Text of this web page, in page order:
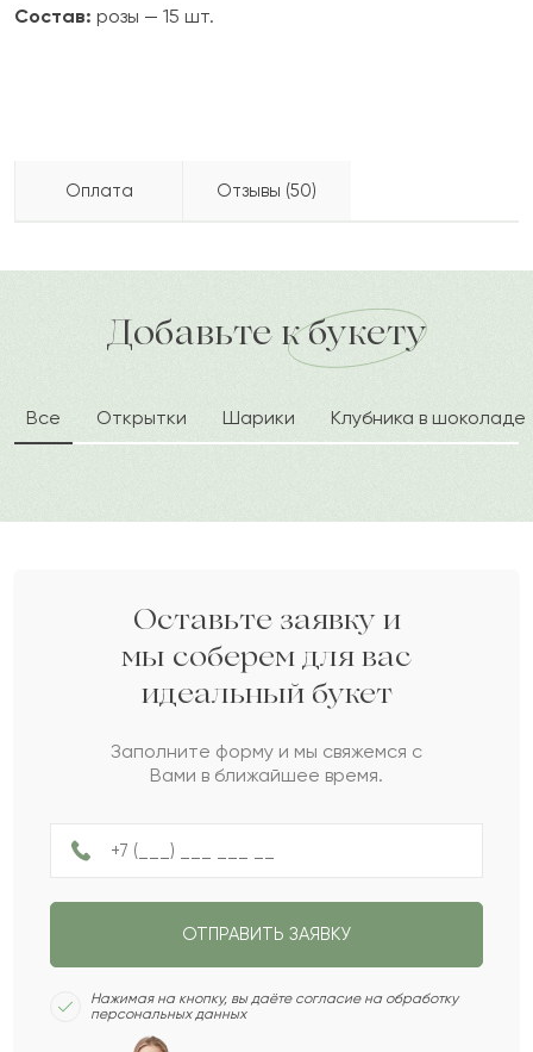
Состав: розы — 15 шт.
Оплата Отзывы (50)
доставка по городу в течение часа
Ж 2022-09-19
Жарылкасын
2022-08-23
Б 2022-07-14
Баян
З 2022-07-04
Зауре
2022-06-16
Кулайхан
2022-03-26
Мармара
Алпамыс
Ф Фелиция
Тамаз
Добавьте к букету
Все Открытки Шарики Клубника в шоколаде
Оставьте заявку и
мы соберем для вас
идеальный букет
Заполните форму и мы свяжемся с
Вами в ближайшее время.
ОТПРАВИТЬ ЗАЯВКУ
Нажимая на кнопку, вы даёте согласие на обработку
персональных данных